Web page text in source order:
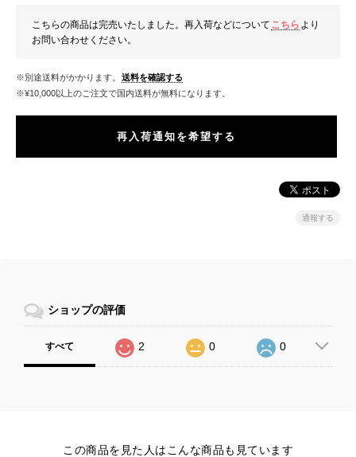
こちらの商品は完売いたしました。再入荷などについて こちら より
お問い合わせください。
※別途送料がかかります。 送料を確認する
※¥10,000以上のご注文で国内送料が無料になります。
再入荷通知を希望する
通報する
ショップの評価
すべて 2 0 0
この商品を見た人はこんな商品も見ています